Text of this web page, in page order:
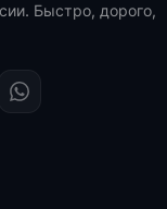
Быстро, дорого,